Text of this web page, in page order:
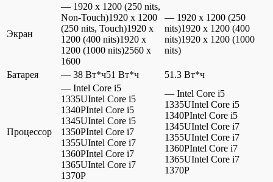
Экран
— 1920 x 1200 (250 nits,
Non-Touch)1920 x 1200
(250 nits, Touch)1920 x
1200 (400 nits)1920 x
1200 (1000 nits)2560 x
1600
— 1920 x 1200 (250
nits)1920 x 1200 (400
nits)1920 x 1200 (1000
nits)
Батарея — 38 Вт*ч51 Вт*ч 51.3 Вт*ч
Процессор
— Intel Core i5
1335UIntel Core i5
1340PIntel Core i5
1345UIntel Core i5
1350PIntel Core i7
1355UIntel Core i7
1360PIntel Core i7
1365UIntel Core i7
1370P
— Intel Core i5
1335UIntel Core i5
1340PIntel Core i5
1345UIntel Core i7
1355UIntel Core i7
1360PIntel Core i7
1365UIntel Core i7
1370P